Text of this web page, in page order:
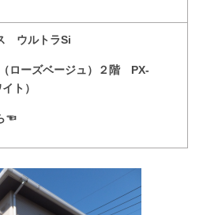
ウルトラSi
ローズベージュ）２階 PX-
ト）
☜